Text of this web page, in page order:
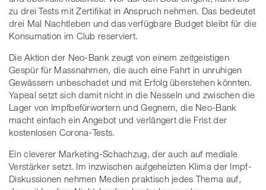
zu drei Tests mit Zertifikat in Anspruch nehmen. Das bedeutet
drei Mal Nachtleben und das verfügbare Budget bleibt für die
Konsumation im Club reserviert.
Die Aktion der Neo-Bank zeugt von einem zeitgeistigen
Gespür für Massnahmen, die auch eine Fahrt in unruhigen
Gewässern unbeschadet und mit Erfolg überstehen könnten.
Yapeal setzt sich damit nicht in die Nesseln und zwischen die
Lager von Impfbefürwortern und Gegnern, die Neo-Bank
macht einfach ein Angebot und verlängert die Frist der
kostenlosen Corona-Tests.
Ein cleverer Marketing-Schachzug, der auch auf mediale
Verstärker setzt. Im inzwischen aufgeheizten Klima der Impf-
Diskussionen nehmen Medien praktisch jedes Thema auf,